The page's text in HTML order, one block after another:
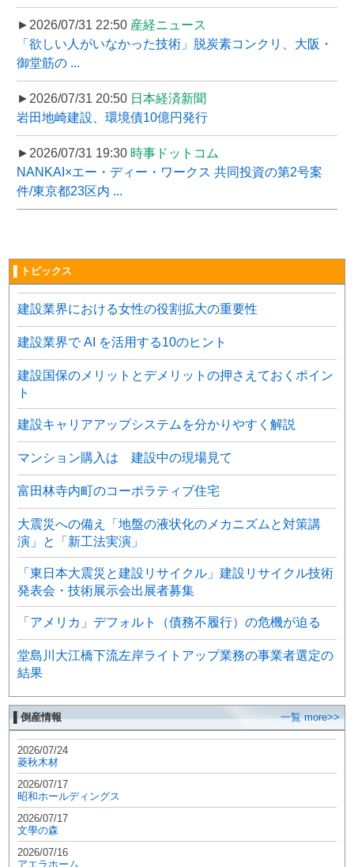
►2026/07/31 22:50 産経ニュース
「欲しい人がいなかった技術」脱炭素コンクリ、大阪・
御堂筋の ...
►2026/07/31 20:50 日本経済新聞
岩田地崎建設、環境債10億円発行
►2026/07/31 19:30 時事ドットコム
NANKAI×エー・ディー・ワークス 共同投資の第2号案
件/東京都23区内 ...
▌トピックス
建設業界における女性の役割拡大の重要性
建設業界で AI を活用する10のヒント
建設国保のメリットとデメリットの押さえておくポイン
ト
建設キャリアアップシステムを分かりやすく解説
マンション購入は 建設中の現場見て
富田林寺内町のコーポラティブ住宅
大震災への備え「地盤の液状化のメカニズムと対策講
演」と「新工法実演」
「東日本大震災と建設リサイクル」建設リサイクル技術
発表会・技術展示会出展者募集
「アメリカ」デフォルト（債務不履行）の危機が迫る
堂島川大江橋下流左岸ライトアップ業務の事業者選定の
結果
▌倒産情報 一覧 more>>
2026/07/24
菱秋木材
2026/07/17
昭和ホールディングス
2026/07/17
文學の森
2026/07/16
アエラホーム